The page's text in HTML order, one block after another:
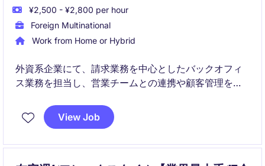
¥2,500 - ¥2,800 per hour
Foreign Multinational
Work from Home or Hybrid
外資系企業にて、請求業務を中心としたバックオフィ
ス業務を担当し、営業チームとの連携や顧客管理を通
宅が可能で、柔軟な働き方を実現し、英語力と請求・
経理スキルを活かせる環境です。本契約は：2－3か月
View Job